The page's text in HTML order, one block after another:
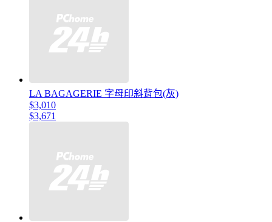
LA BAGAGERIE 字母印斜背包(灰)
$3,010
$3,671